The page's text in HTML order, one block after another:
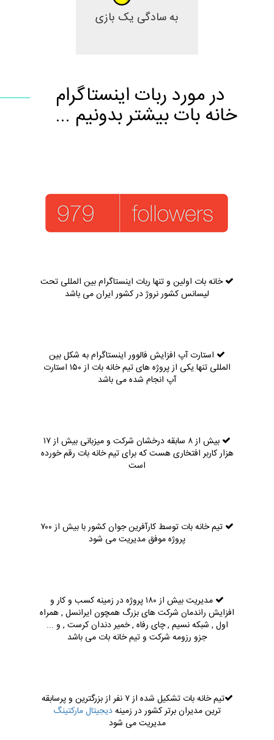
به سادگی یک بازی
در مورد ربات اینستاگرام
خانه بات بیشتر بدونیم ...
خانه بات اولین و تنها ربات اینستاگرام بین المللی تحت
لیسانس کشور نروژ در کشور ایران می باشد
استارت آپ افزایش فالوور اینستاگرام به شکل بین
المللی تنها یکی از پروژه های تیم خانه بات از ۱۵۰ استارت
آپ انجام شده می باشد
بیش از ۸ سابقه درخشان شرکت و میزبانی بیش از ۱۷
هزار کاربر افتخاری هست که برای تیم خانه بات رقم خورده
است
تیم خانه بات توسط کارآفرین جوان کشور با بیش از ۷۰۰
پروژه موفق مدیریت می شود
مدیریت بیش از ۱۸۰ پروژه در زمینه کسب و کار و
افزایش راندمان شرکت های بزرگ همچون ایرانسل , همراه
اول , شبکه نسیم , چای رفاه , خمیر دندان کرست , و ...
جزو رزومه شرکت و تیم خانه بات می باشد
تیم خانه بات تشکیل شده از ۷ نفر از بزرگترین و پرسابقه
ترین مدیران برتر کشور در زمینهدیجیتال مارکتینگ
مدیریت می شود